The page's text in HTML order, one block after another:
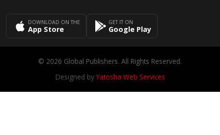
DOWNLOAD ON THE
App Store
GET IT ON
Google Play
© 2026 Global Publishers. All Rights Reserved.
Designed byYatosha Web Services